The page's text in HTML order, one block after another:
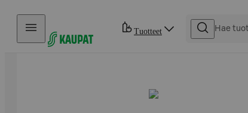
Hyppää sisältöön
Tuotteet